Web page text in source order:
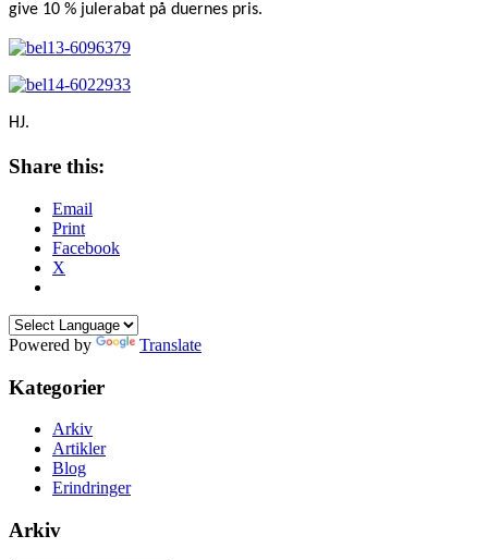
give 10 % julerabat på duernes pris.
HJ.
Share this:
Email
Print
Facebook
X
Powered by Translate
Kategorier
Arkiv
Artikler
Blog
Erindringer
Arkiv